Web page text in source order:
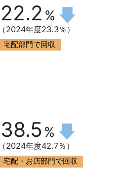
22.2 %
（2024年度23.3％）
宅配部門で回収
38.5 %
（2024年度42.7％）
宅配・お店部門で回収